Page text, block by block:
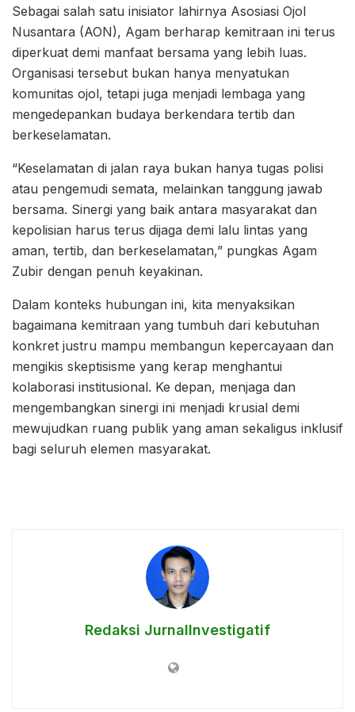
Sebagai salah satu inisiator lahirnya Asosiasi Ojol
Nusantara (AON), Agam berharap kemitraan ini terus
diperkuat demi manfaat bersama yang lebih luas.
Organisasi tersebut bukan hanya menyatukan
komunitas ojol, tetapi juga menjadi lembaga yang
mengedepankan budaya berkendara tertib dan
berkeselamatan.
“Keselamatan di jalan raya bukan hanya tugas polisi
atau pengemudi semata, melainkan tanggung jawab
bersama. Sinergi yang baik antara masyarakat dan
kepolisian harus terus dijaga demi lalu lintas yang
aman, tertib, dan berkeselamatan,” pungkas Agam
Zubir dengan penuh keyakinan.
Dalam konteks hubungan ini, kita menyaksikan
bagaimana kemitraan yang tumbuh dari kebutuhan
konkret justru mampu membangun kepercayaan dan
mengikis skeptisisme yang kerap menghantui
kolaborasi institusional. Ke depan, menjaga dan
mengembangkan sinergi ini menjadi krusial demi
mewujudkan ruang publik yang aman sekaligus inklusif
bagi seluruh elemen masyarakat.
Redaksi JurnalInvestigatif